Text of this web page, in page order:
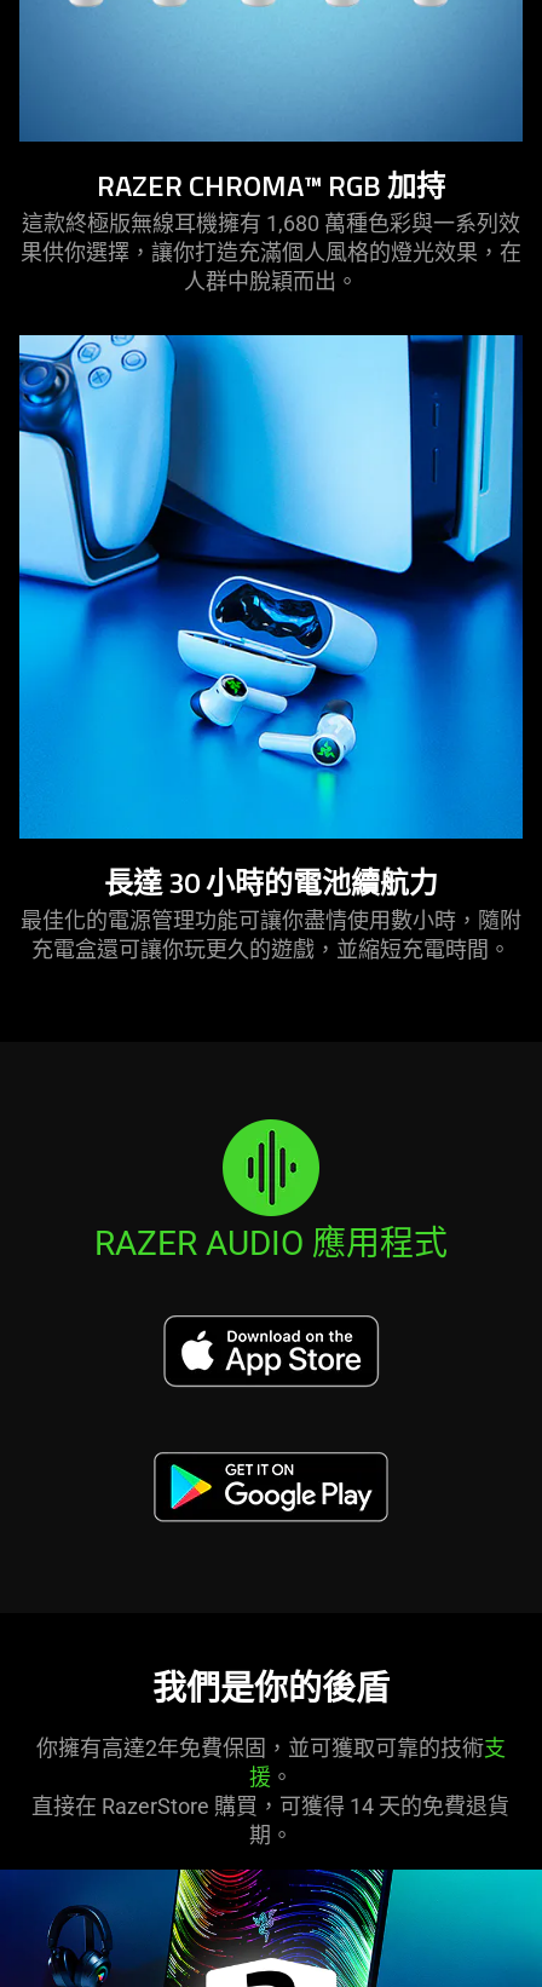
RAZER CHROMA™ RGB 加持
這款終極版無線耳機擁有 1,680 萬種色彩與一系列效
果供你選擇，讓你打造充滿個人風格的燈光效果，在
人群中脫穎而出。
長達 30 小時的電池續航力
最佳化的電源管理功能可讓你盡情使用數小時，隨附
充電盒還可讓你玩更久的遊戲，並縮短充電時間。
RAZER AUDIO 應用程式
我們是你的後盾
你擁有高達2年免費保固，並可獲取可靠的技術支
援。
直接在 RazerStore 購買，可獲得 14 天的免費退貨
期。